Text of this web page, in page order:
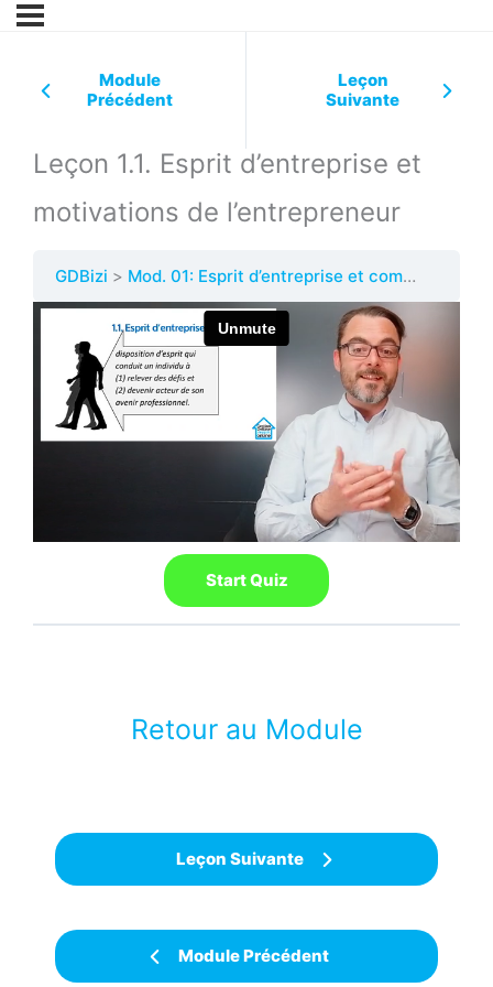
Module
Précédent
Leçon
Suivante
Leçon 1.1. Esprit d’entreprise et
motivations de l’entrepreneur
GDBizi Mod. 01: Esprit d’entreprise et compétences de l’entrepreneur
Module Précédent
Retour au Module
Leçon Suivante